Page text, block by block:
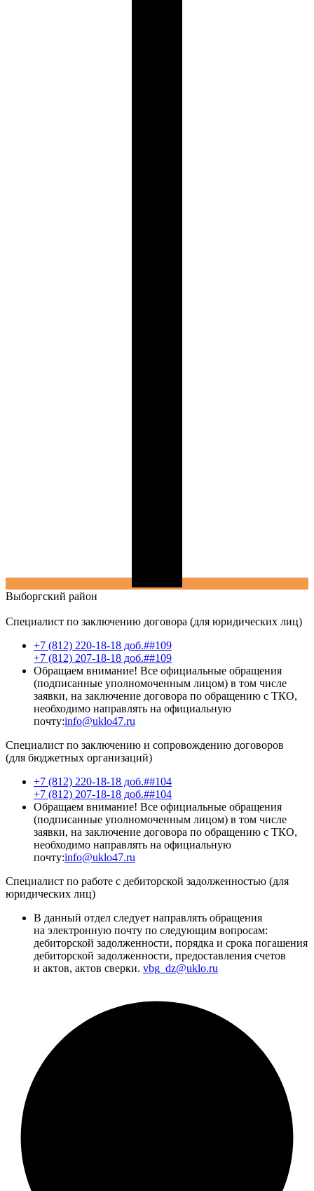
Выборгский район
Специалист по заключению договора (для юридических лиц)
+7 (812) 220-18-18 доб.##109
+7 (812) 207-18-18 доб.##109
Обращаем внимание! Все официальные обращения
(подписанные уполномоченным лицом) в том числе
заявки, на заключение договора по обращению с ТКО,
необходимо направлять на официальную
почту:info@uklo47.ru
Специалист по заключению и сопровождению договоров
(для бюджетных организаций)
+7 (812) 220-18-18 доб.##104
+7 (812) 207-18-18 доб.##104
Обращаем внимание! Все официальные обращения
(подписанные уполномоченным лицом) в том числе
заявки, на заключение договора по обращению с ТКО,
необходимо направлять на официальную
почту:info@uklo47.ru
Специалист по работе с дебиторской задолженностью (для
юридических лиц)
В данный отдел следует направлять обращения
на электронную почту по следующим вопросам:
дебиторской задолженности, порядка и срока погашения
дебиторской задолженности, предоставления счетов
и актов, актов сверки. vbg_dz@uklo.ru